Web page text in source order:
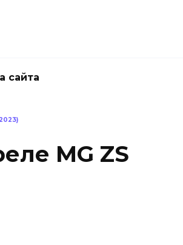
сайта
MG ZS